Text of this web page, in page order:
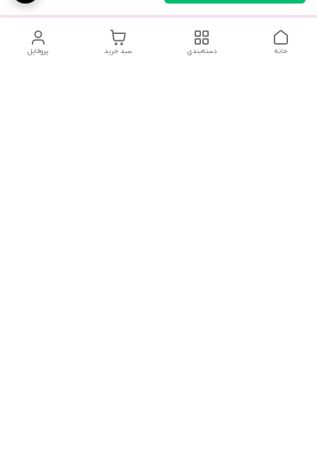
پروفایل سبد خرید دسته‌بندی خانه